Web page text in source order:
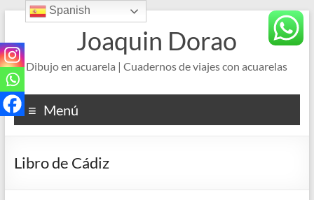
Saltar
contenido
Joaquin Dorao
Dibujo en acuarela | Cuadernos de viajes con acuarelas
Menú
Libro de Cádiz
Spanish